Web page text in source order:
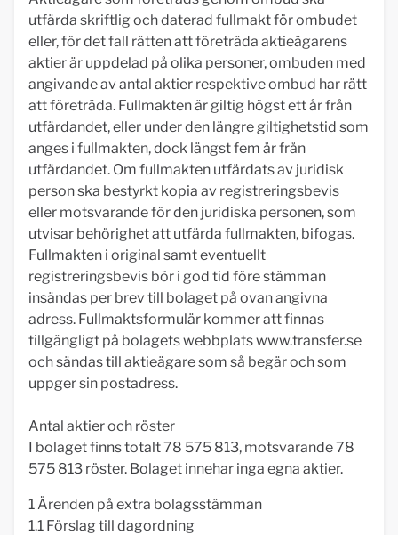
utfärda skriftlig och daterad fullmakt för ombudet
eller, för det fall rätten att företräda aktieägarens
aktier är uppdelad på olika personer, ombuden med
angivande av antal aktier respektive ombud har rätt
att företräda. Fullmakten är giltig högst ett år från
utfärdandet, eller under den längre giltighetstid som
anges i fullmakten, dock längst fem år från
utfärdandet. Om fullmakten utfärdats av juridisk
person ska bestyrkt kopia av registreringsbevis
eller motsvarande för den juridiska personen, som
utvisar behörighet att utfärda fullmakten, bifogas.
Fullmakten i original samt eventuellt
registreringsbevis bör i god tid före stämman
insändas per brev till bolaget på ovan angivna
adress. Fullmaktsformulär kommer att finnas
tillgängligt på bolagets webbplats www.transfer.se
och sändas till aktieägare som så begär och som
uppger sin postadress.
Antal aktier och röster
I bolaget finns totalt 78 575 813, motsvarande 78
575 813 röster. Bolaget innehar inga egna aktier.
1 Ärenden på extra bolagsstämman
1.1 Förslag till dagordning